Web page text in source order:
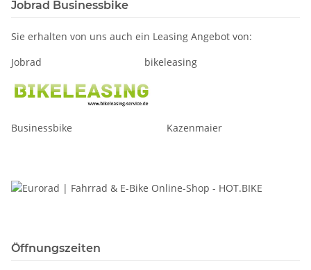
Jobrad Businessbike
Sie erhalten von uns auch ein Leasing Angebot von:
Jobrad bikeleasing
Businessbike Kazenmaier
Öffnungszeiten